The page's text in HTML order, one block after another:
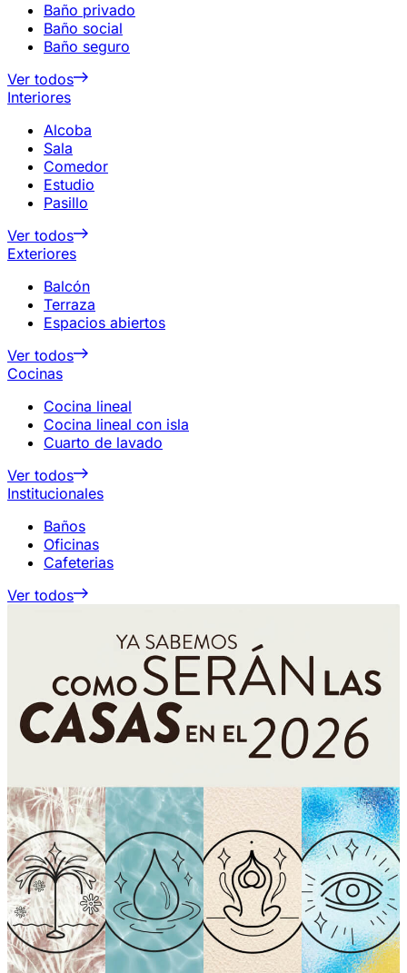
Baño privado
Baño social
Baño seguro
Ver todos
Interiores
Alcoba
Sala
Comedor
Estudio
Pasillo
Ver todos
Exteriores
Balcón
Terraza
Espacios abiertos
Ver todos
Cocinas
Cocina lineal
Cocina lineal con isla
Cuarto de lavado
Ver todos
Institucionales
Baños
Oficinas
Cafeterias
Ver todos